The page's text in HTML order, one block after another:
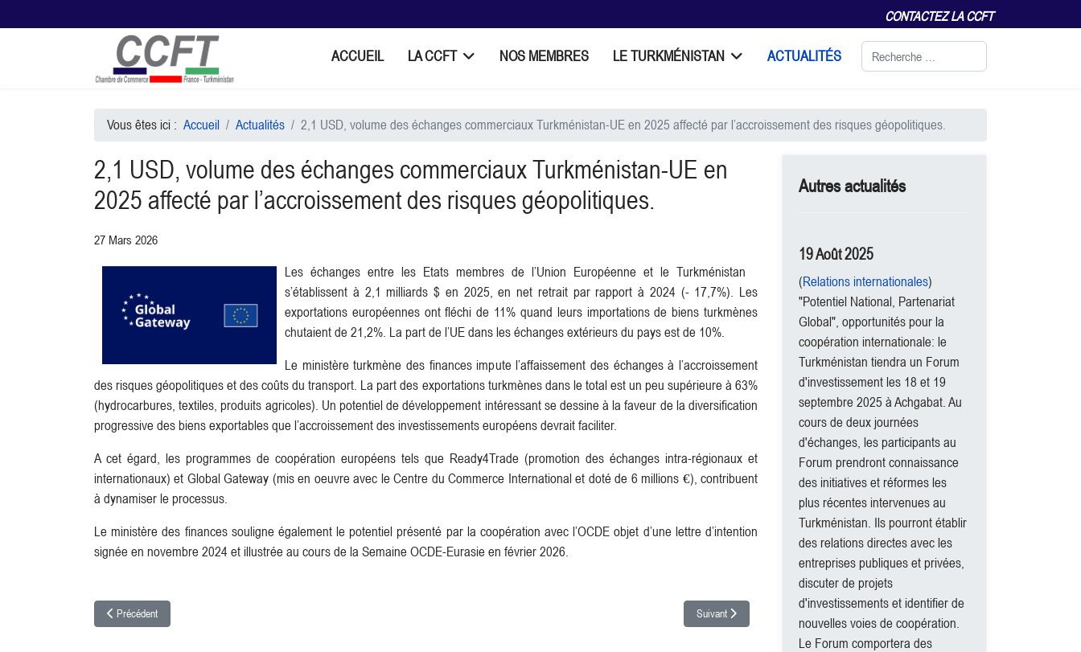
CONTACTEZ LA CCFT
ACCUEIL LA CCFT NOS MEMBRES LE TURKMÉNISTAN ACTUALITÉS Rechercher
Vous êtes ici : Accueil Actualités 2,1 USD, volume des échanges commerciaux Turkménistan-UE en 2025 affecté par l’accroissement des risques géopolitiques.
2,1 USD, volume des échanges commerciaux Turkménistan-UE en
2025 affecté par l’accroissement des risques géopolitiques.
27 Mars 2026
Les échanges entre les Etats membres de l’Union Européenne et le Turkménistan
s’établissent à 2,1 milliards $ en 2025, en net retrait par rapport à 2024 (- 17,7%). Les
exportations européennes ont fléchi de 11% quand leurs importations de biens turkmènes
chutaient de 21,2%. La part de l’UE dans les échanges extérieurs du pays est de 10%.
Le ministère turkmène des finances impute l’affaissement des échanges à l’accroissement
des risques géopolitiques et des coûts du transport. La part des exportations turkmènes dans le total est un peu supérieure à 63%
(hydrocarbures, textiles, produits agricoles). Un potentiel de développement intéressant se dessine à la faveur de la diversification
progressive des biens exportables que l’accroissement des investissements européens devrait faciliter.
A cet égard, les programmes de coopération européens tels que Ready4Trade (promotion des échanges intra-régionaux et
internationaux) et Global Gateway (mis en oeuvre avec le Centre du Commerce International et doté de 6 millions €), contribuent
à dynamiser le processus.
Le ministère des finances souligne également le potentiel présenté par la coopération avec l’OCDE objet d’une lettre d’intention
signée en novembre 2024 et illustrée au cours de la Semaine OCDE-Eurasie en février 2026.
Article précédent : Célébration de l’amitié et de la coopération : Fête Nationale de la France célébrée à Achgabat
Précédent Article suivant : Résultats économiques 2025
Suivant
Autres actualités
19 Août 2025
(Relations internationales)
"Potentiel National, Partenariat
Global", opportunités pour la
coopération internationale: le
Turkménistan tiendra un Forum
d'investissement les 18 et 19
septembre 2025 à Achgabat. Au
cours de deux journées
d'échanges, les participants au
Forum prendront connaissance
des initiatives et réformes les
plus récentes intervenues au
Turkménistan. Ils pourront établir
des relations directes avec les
entreprises publiques et privées,
discuter de projets
d'investissements et identifier de
nouvelles voies de coopération.
Le Forum comportera des